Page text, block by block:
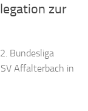
zur
Bundesliga
Affalterbach in